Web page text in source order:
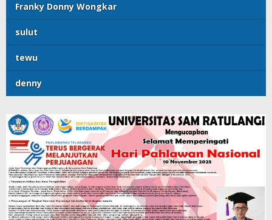
Franky Donny Wongkar
sulut
tewu
denny